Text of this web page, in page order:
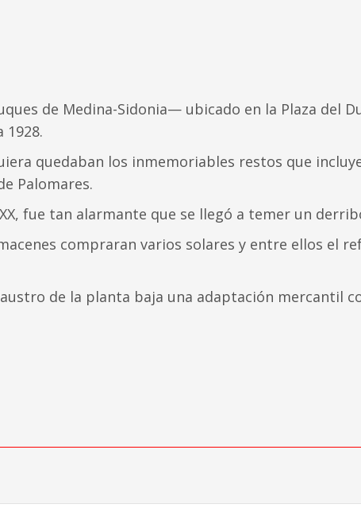
de Medina-Sidonia— ubicado en la Plaza del
1928.
quedaban los inmemoriables restos que
Palomares.
fue tan alarmante que se llegó a temer un
compraran varios solares y entre ellos el
de la planta baja una adaptación mercantil